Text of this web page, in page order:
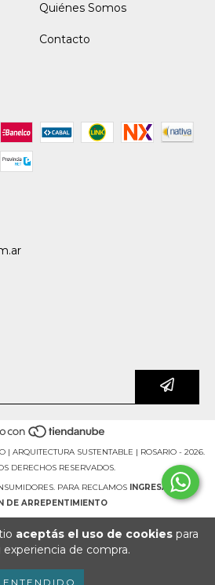
aceptás el uso de cookiespara
experiencia de compra.
ENTENDIDO
Quiénes Somos
Contacto
| ARQUITECTURA SUSTENTABLE | ROSARIO - 2026.
DERECHOS RESERVADOS.
PARA RECLAMOS
INGRESÁ ACÁ.
DE ARREPENTIMIENTO